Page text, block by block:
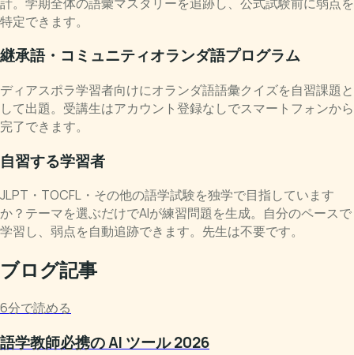
特定できます。
継承語・コミュニティオランダ語プログラム
ディアスポラ学習者向けにオランダ語語彙クイズを自習課題と
して出題。受講生はアカウント登録なしでスマートフォンから
完了できます。
自習する学習者
JLPT・TOCFL・その他の語学試験を独学で目指しています
か？テーマを選ぶだけでAIが練習問題を生成。自分のペースで
学習し、弱点を自動追跡できます。先生は不要です。
ブログ記事
6分で読める
語学教師必携の AI ツール 2026